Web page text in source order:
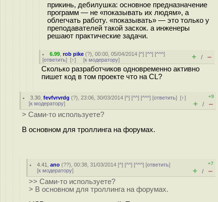
прикинь, дебилушка: основное предназначение
программ — не «показывать их людям», а
облегчать работу. «показывать» — это только у
преподавателей такой заскок. а инженеры
решают практические задачи.
6.99 ,rob pike (?), 00:00, 05/04/2014 [^] [^^] [^^^]
[ответить] [↑] [к модератору] + / –
Сколько разработчиков одновременно активно
пишет код в том проекте что на CL?
3.30 ,fevfvrvrdg (?), 23:06, 30/03/2014 [^] [^^] [^^^] [ответить][↑]
[к модератору]
+9
+ / –
> Сами-то используете?
В основном для троллинга на форумах.
4.41 ,ano (??), 00:38, 31/03/2014 [^] [^^] [^^^] [ответить]
[к модератору]
+7
+ / –
>> Сами-то используете?
> В основном для троллинга на форумах.